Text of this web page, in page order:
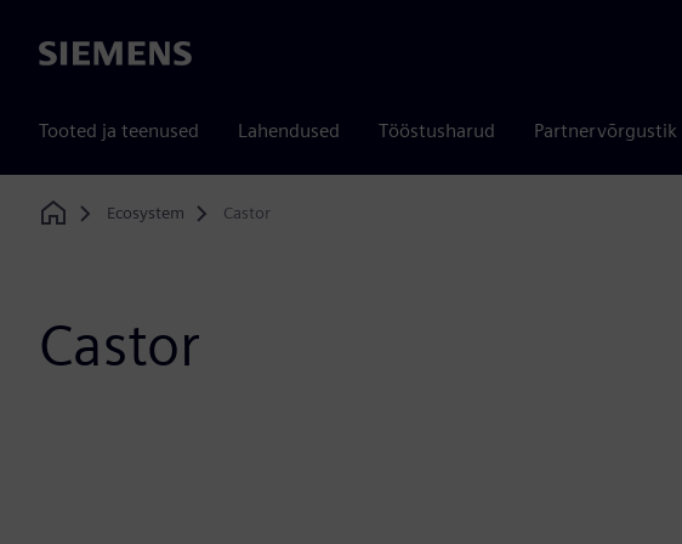
Siemens
Tooted ja teenused Lahendused Tööstusharud Partnervõrgustik
Home
Ecosystem Castor
Castor